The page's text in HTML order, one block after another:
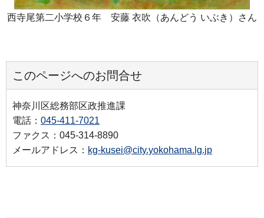
西寺尾第二小学校６年 安藤 衣吹（あんどう いぶき）さん
このページへのお問合せ
神奈川区総務部区政推進課
電話： 045-411-7021
ファクス：045-314-8890
メールアドレス： kg-kusei@city.yokohama.lg.jp